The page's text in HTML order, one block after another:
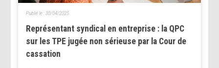
Représentant syndical en entreprise : la QPC
sur les TPE jugée non sérieuse par la Cour de
cassation
Publié le :30/04/2025